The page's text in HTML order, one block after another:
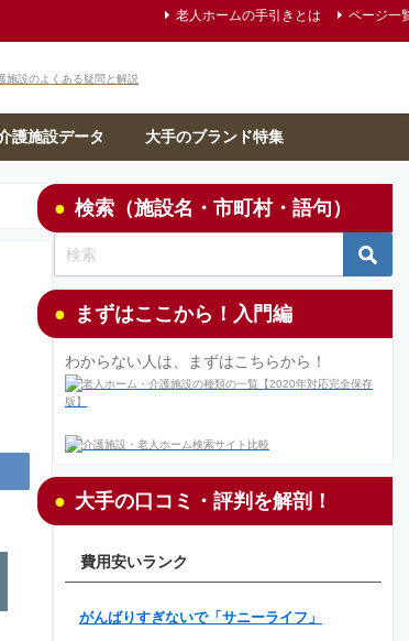
老人ホームの手引きとは ページ一
護施設データ 大手のブランド特集
検索（施設名・市町村・語句）
まずはここから！入門編
わからない人は、まずはこちらから！
大手の口コミ・評判を解剖！
費用安いランク
がんばりすぎないで「サニーライフ」